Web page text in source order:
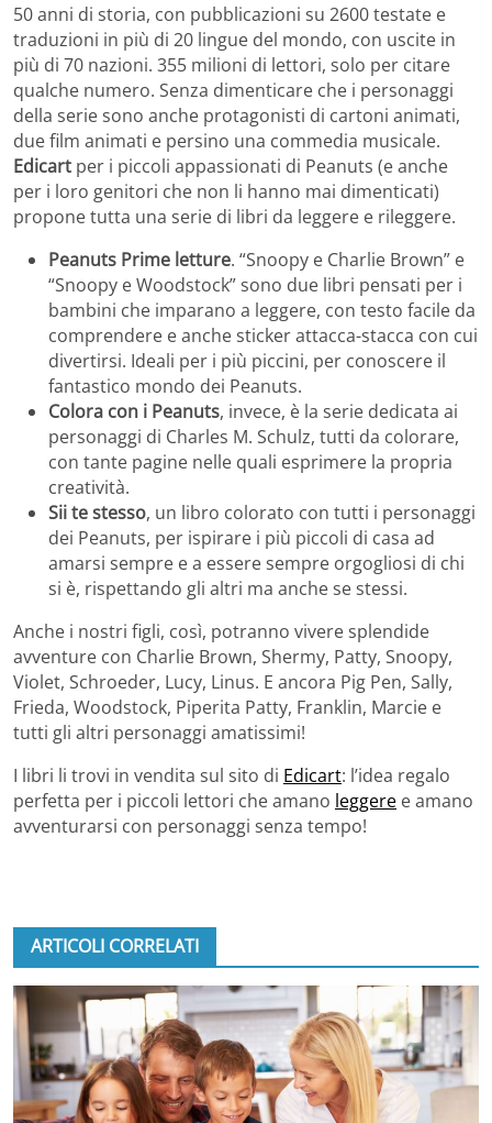
50 anni di storia, con pubblicazioni su 2600 testate e
traduzioni in più di 20 lingue del mondo, con uscite in
più di 70 nazioni. 355 milioni di lettori, solo per citare
qualche numero. Senza dimenticare che i personaggi
della serie sono anche protagonisti di cartoni animati,
due film animati e persino una commedia musicale.
Edicart per i piccoli appassionati di Peanuts (e anche
per i loro genitori che non li hanno mai dimenticati)
propone tutta una serie di libri da leggere e rileggere.
Peanuts Prime letture. “Snoopy e Charlie Brown” e
“Snoopy e Woodstock” sono due libri pensati per i
bambini che imparano a leggere, con testo facile da
comprendere e anche sticker attacca-stacca con cui
divertirsi. Ideali per i più piccini, per conoscere il
fantastico mondo dei Peanuts.
Colora con i Peanuts, invece, è la serie dedicata ai
personaggi di Charles M. Schulz, tutti da colorare,
con tante pagine nelle quali esprimere la propria
creatività.
Sii te stesso, un libro colorato con tutti i personaggi
dei Peanuts, per ispirare i più piccoli di casa ad
amarsi sempre e a essere sempre orgogliosi di chi
si è, rispettando gli altri ma anche se stessi.
Anche i nostri figli, così, potranno vivere splendide
avventure con Charlie Brown, Shermy, Patty, Snoopy,
Violet, Schroeder, Lucy, Linus. E ancora Pig Pen, Sally,
Frieda, Woodstock, Piperita Patty, Franklin, Marcie e
tutti gli altri personaggi amatissimi!
I libri li trovi in vendita sul sito di Edicart: l’idea regalo
perfetta per i piccoli lettori che amano leggere e amano
avventurarsi con personaggi senza tempo!
ARTICOLI CORRELATI